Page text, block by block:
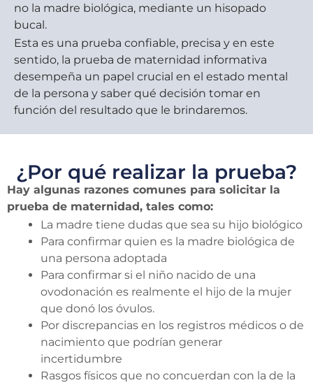
no la madre biológica, mediante un hisopado
bucal.
Esta es una prueba confiable, precisa y en este
sentido, la prueba de maternidad informativa
desempeña un papel crucial en el estado mental
de la persona y saber qué decisión tomar en
función del resultado que le brindaremos.
¿Por qué realizar la prueba?
Hay algunas razones comunes para solicitar la
prueba de maternidad, tales como:
La madre tiene dudas que sea su hijo biológico
Para confirmar quien es la madre biológica de
una persona adoptada
Para confirmar si el niño nacido de una
ovodonación es realmente el hijo de la mujer
que donó los óvulos.
Por discrepancias en los registros médicos o de
nacimiento que podrían generar
incertidumbre
Rasgos físicos que no concuerdan con la de la